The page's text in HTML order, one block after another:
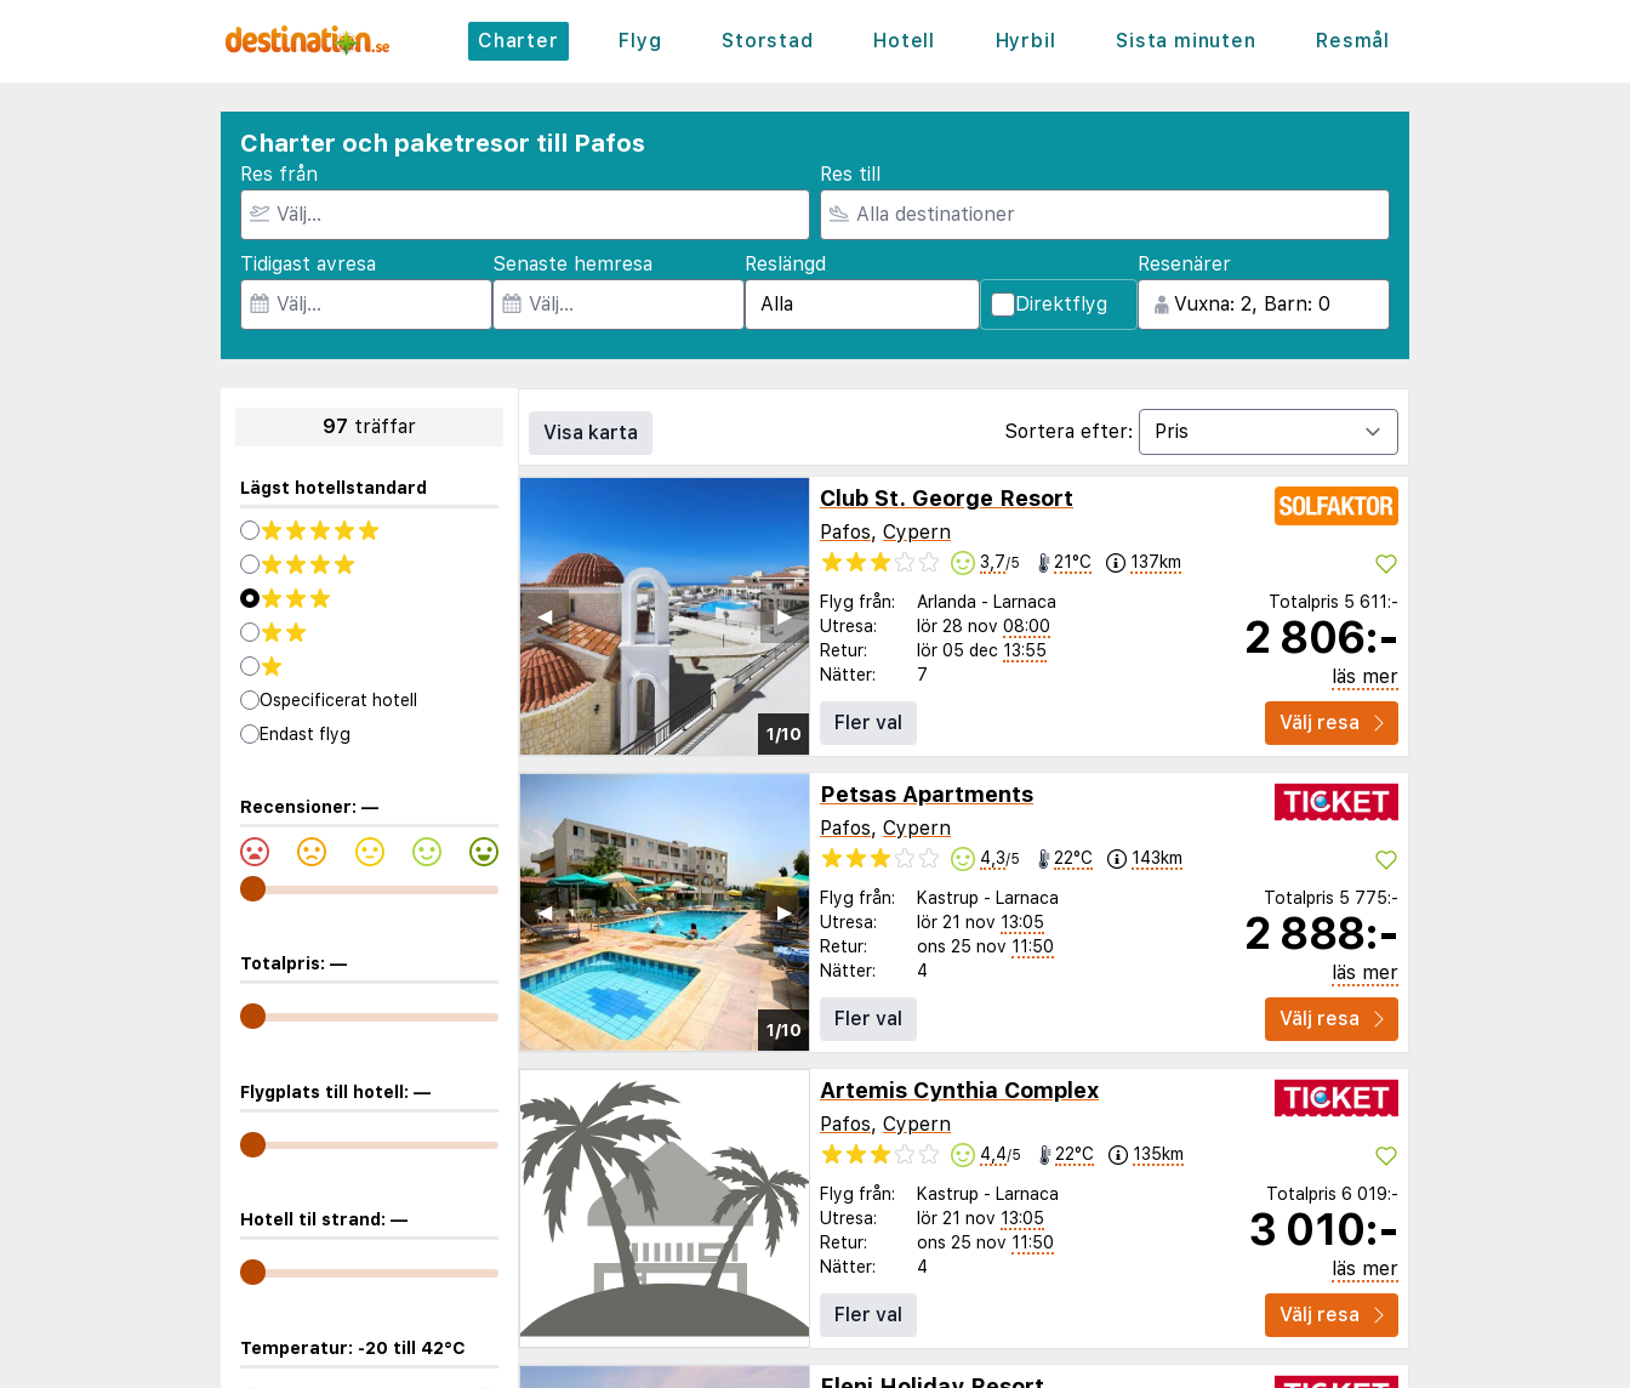
Charter Flyg Storstad Hotell Hyrbil Sista minuten Resmål
Charter och paketresor till Pafos
Res från Res till
Tidigast avresa Senaste hemresa
Reslängd
Direktflyg
Resenärer
97 träffar
Lägst hotellstandard
Ospecificerat hotell
Endast flyg
Recensioner: —
Totalpris: —
Flygplats till hotell: —
Hotell til strand: —
Temperatur: -20 till 42°C
Visa karta Sortera efter:
1/10
▶︎
◀︎
Club St. George Resort
Pafos, Cypern
3,7/5 21°C 137km
Flyg från: Arlanda - Larnaca
Utresa:
lör 28 nov 08:00
Retur:
lör 05 dec 13:55
Nätter:
7
Totalpris 5 611:-
2 806:-
läs mer
Fler val
Välj resa
1/10
▶︎
◀︎
Petsas Apartments
Pafos, Cypern
4,3/5 22°C 143km
Flyg från: Kastrup - Larnaca
Utresa:
lör 21 nov 13:05
Retur:
ons 25 nov 11:50
Nätter:
4
Totalpris 5 775:-
2 888:-
läs mer
Fler val
Välj resa
Artemis Cynthia Complex
Pafos, Cypern
4,4/5 22°C 135km
Flyg från: Kastrup - Larnaca
Utresa:
lör 21 nov 13:05
Retur:
ons 25 nov 11:50
Nätter:
4
Totalpris 6 019:-
3 010:-
läs mer
Fler val
Välj resa